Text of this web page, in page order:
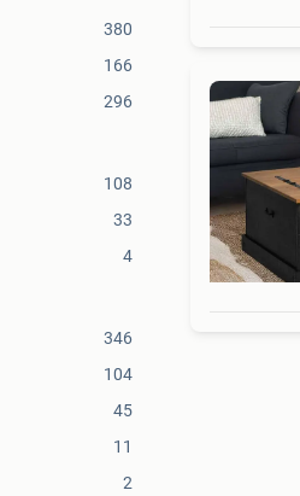
380
166
296
108
33
4
346
104
45
11
2